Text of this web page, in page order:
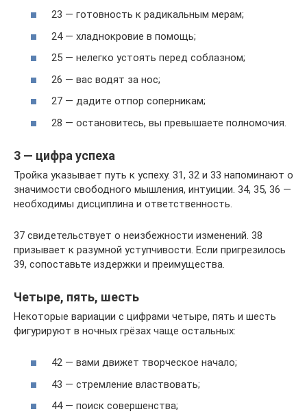
23 — готовность к радикальным мерам;
24 — хладнокровие в помощь;
25 — нелегко устоять перед соблазном;
26 — вас водят за нос;
27 — дадите отпор соперникам;
28 — остановитесь, вы превышаете полномочия.
3 — цифра успеха
Тройка указывает путь к успеху. 31, 32 и 33 напоминают о
значимости свободного мышления, интуиции. 34, 35, 36 —
необходимы дисциплина и ответственность.
37 свидетельствует о неизбежности изменений. 38
призывает к разумной уступчивости. Если пригрезилось
39, сопоставьте издержки и преимущества.
Четыре, пять, шесть
Некоторые вариации с цифрами четыре, пять и шесть
фигурируют в ночных грёзах чаще остальных:
42 — вами движет творческое начало;
43 — стремление властвовать;
44 — поиск совершенства;